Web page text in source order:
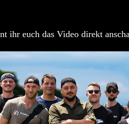
ihr euch das Video direkt